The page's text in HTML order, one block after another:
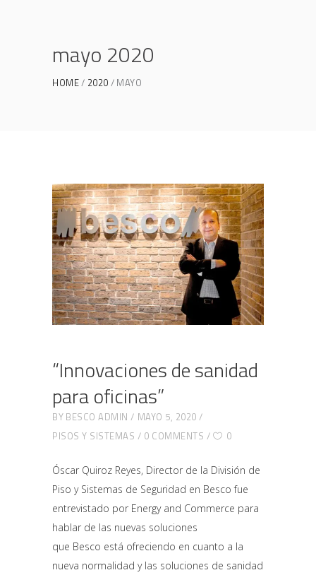
mayo 2020
HOME 2020 MAYO
“Innovaciones de sanidad
para oficinas”
BY BESCO ADMIN
MAYO 5, 2020
PISOS Y SISTEMAS
0 COMMENTS 0
Óscar Quiroz Reyes, Director de la División de
Piso y Sistemas de Seguridad en Besco fue
entrevistado por Energy and Commerce para
hablar de las nuevas soluciones
que Besco está ofreciendo en cuanto a la
nueva normalidad y las soluciones de sanidad